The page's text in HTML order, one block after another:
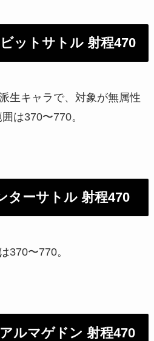
ットサトル 射程470
生キャラで、対象が無属性
は370〜770。
ターサトル 射程470
370〜770。
ルマゲドン 射程470